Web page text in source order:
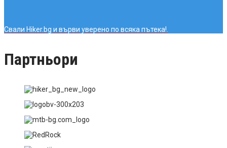
Свали Hiker.bg и върви уверено по всяка пътека!.
Партньори